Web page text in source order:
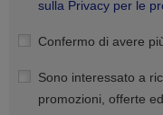
sulla Privacy per le
Confermo di avere
Sono interessato a
promozioni, offerte